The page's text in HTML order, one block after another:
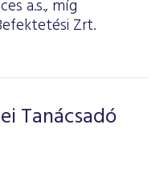
a.s., míg
Zrt.
Tanácsadó